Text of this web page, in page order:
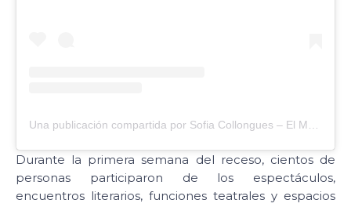
Una publicación compartida por Sofia Collongues – El Mundo es el Límite (@elmundoesellimite)
Durante la primera semana del receso, cientos de
personas participaron de los espectáculos,
encuentros literarios, funciones teatrales y espacios